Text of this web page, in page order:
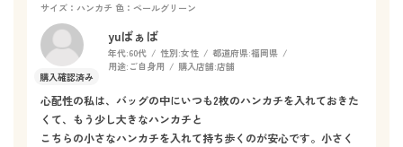
サイズ：ハンカチ 色：ペールグリーン
yuばぁば
年代:60代 性別:女性 都道府県:福岡県
用途: ご自身用 購入店舗:店舗
心配性の私は、バッグの中にいつも2枚のハンカチを入れておきた
くて、もう少し大きなハンカチと
こちらの小さなハンカチを入れて持ち歩くのが安心です。小さく